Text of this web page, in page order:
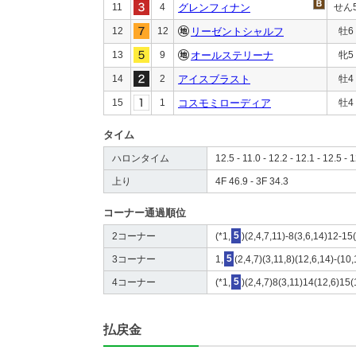
11 4 グレンフィナン せん
12 12 リーゼントシャルフ 牡6
13 9 オールステリーナ 牝5
14 2 アイスブラスト 牡4
15 1 コスモミローディア 牡4
タイム
ハロンタイム 12.5 - 11.0 - 12.2 - 12.1 - 12.5 -
上り 4F 46.9 - 3F 34.3
コーナー通過順位
2コーナー (*1, 5 )(2,4,7,11)-8(3,6,14)12-
3コーナー 1, 5 (2,4,7)(3,11,8)(12,6,14)-
4コーナー (*1, 5
払戻金